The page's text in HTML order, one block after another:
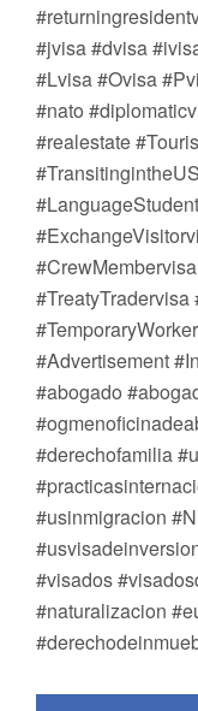
#jvisa #dvisa
#Lvisa #Ovisa
#nato
#realestate
#TreatyTradervisa
#Advertisement
#abogado
#derechofamilia
#usinmigracion
#visados
#naturalizacion